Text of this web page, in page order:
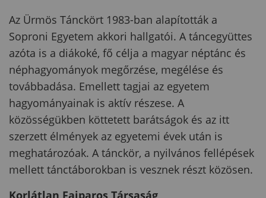
Az Ürmös Tánckört 1983-ban alapították a
Soproni Egyetem akkori hallgatói. A táncegyüttes
azóta is a diákoké, fő célja a magyar néptánc és
néphagyományok megőrzése, megélése és
továbbadása. Emellett tagjai az egyetem
hagyományainak is aktív részese. A
közösségükben köttetett barátságok és az itt
szerzett élmények az egyetemi évek után is
meghatározóak. A tánckör, a nyilvános fellépések
mellett tánctáborokban is vesznek részt közösen.
Korlátlan Faiparos Társaság